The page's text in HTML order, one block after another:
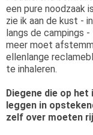
een pure noodzaak
zie ik aan de kust -
langs de campings
meer moet
ellenlange
te inhaleren.
Diegene die op
leggen in
zelf over moeten